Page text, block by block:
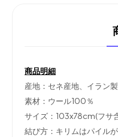
商品明細
産地：セネ産地、イラン製
素材：ウール100％
サイズ：103x78cm(フサ
結び方：キリムはパイル